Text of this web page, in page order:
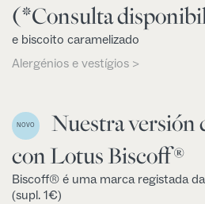
(*Consulta
e biscoito caramelizado
Alergénios e vestígios >
NOVO
Nuestra versión
con Lotus Biscoff®
Biscoff® é uma marca registada
(supl. 1€)